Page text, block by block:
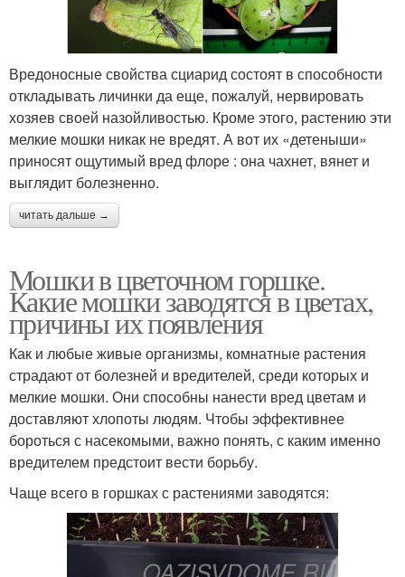
Вредоносные свойства сциарид состоят в способности
откладывать личинки да еще, пожалуй, нервировать
хозяев своей назойливостью. Кроме этого, растению эти
мелкие мошки никак не вредят. А вот их «детеныши»
приносят ощутимый вред флоре : она чахнет, вянет и
выглядит болезненно.
читать дальше →
Мошки в цветочном горшке.
Какие мошки заводятся в цветах,
причины их появления
Как и любые живые организмы, комнатные растения
страдают от болезней и вредителей, среди которых и
мелкие мошки. Они способны нанести вред цветам и
доставляют хлопоты людям. Чтобы эффективнее
бороться с насекомыми, важно понять, с каким именно
вредителем предстоит вести борьбу.
Чаще всего в горшках с растениями заводятся: